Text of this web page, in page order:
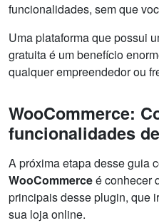
funcionalidades, sem que
Uma plataforma que possui
gratuita é um benefício
qualquer empreendedor ou
WooCommerce:
funcionalidades
A próxima etapa desse guia
WooCommerceé conhecer
principais desse plugin, que
sua loja online.